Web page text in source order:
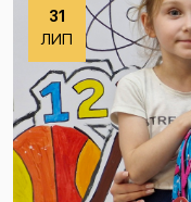
31
ЛИП